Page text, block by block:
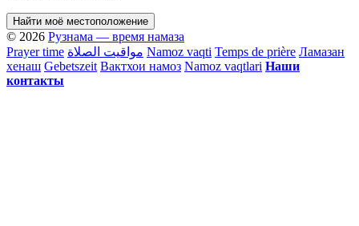
Найти моё местоположение
© 2026 Рузнама — время намаза
Prayer time مواقيت الصلاة Namoz vaqti Temps de prière Ламазан
хенаш Gebetszeit Вактхои намоз Namoz vaqtlari Наши
контакты